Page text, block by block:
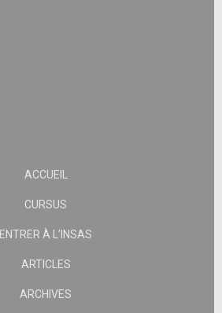
ACCUEIL
CURSUS
ENTRER À L’INSAS
ARTICLES
ARCHIVES